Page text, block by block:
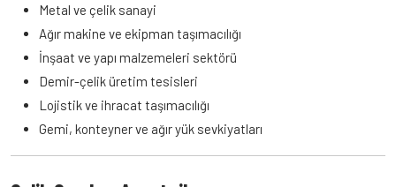
Metal ve çelik sanayi
Ağır makine ve ekipman taşımacılığı
İnşaat ve yapı malzemeleri sektörü
Demir-çelik üretim tesisleri
Lojistik ve ihracat taşımacılığı
Gemi, konteyner ve ağır yük sevkiyatları